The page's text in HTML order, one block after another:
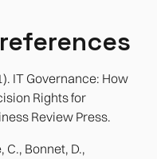
IT Governance: How
Rights for
Review Press.
Bonnet, D.,